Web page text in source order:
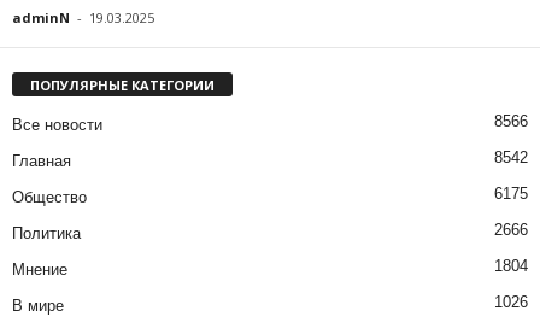
adminN - 19.03.2025
ПОПУЛЯРНЫЕ КАТЕГОРИИ
Все новости 8566
Главная 8542
Общество 6175
Политика 2666
Мнение 1804
В мире 1026